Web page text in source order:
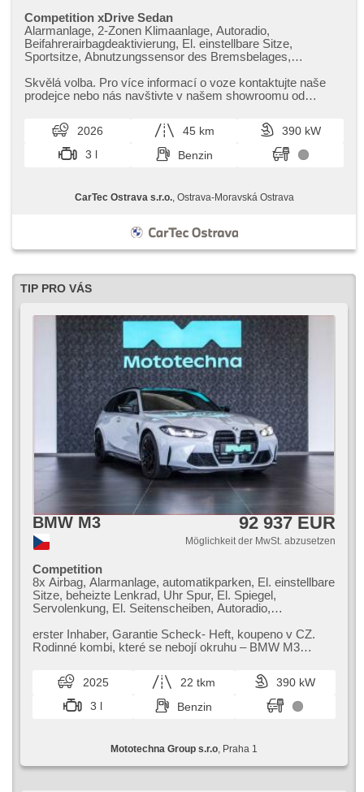
Competition xDrive Sedan
Alarmanlage, 2-Zonen Klimaanlage, Autoradio,
Beifahrerairbagdeaktivierung, El. einstellbare Sitze,
Sportsitze, Abnutzungssensor des Bremsbelages,
skla, bezklíčové odemykání, bezklíčové startování,
odvětrávaná sedadla, beheizte Sitze, Fahrgestell
Skvělá volba. Pro více informací o voze kontaktujte naše
prodejce nebo nás navštivte v našem showroomu od
2026 45 km
390 kW
3 l
Benzin
CarTec Ostrava s.r.o., Ostrava-Moravská Ostrava
TIP PRO VÁS
BMW M3 92 937 EUR
Möglichkeit der MwSt. abzusetzen
Competition
8x Airbag, Alarmanlage, automatikparken, El. einstellbare
Sitze, beheizte Lenkrad, Uhr Spur, El. Spiegel,
Servolenkung, El. Seitenscheiben, Autoradio,
Zentralverriegelung, Bordcomputer, El. Klappspiegel,
Elektronisches Stabilitätsprogramm (ESP),
Scheibenwischersensor, starten per Taste, Sportsitze,
Reifendrucksensor, USB, Fahrgestell Steifheitsregelung,
Automatikgetriebe, Antrieb 4x4
erster Inhaber,​ Garantie Scheck​- Heft,​ koupeno v CZ.
Rodinné kombi,​ které se nebojí okruhu – BMW M3
2025 22 tkm
390 kW
3 l
Benzin
Mototechna Group s.r.o , Praha 1